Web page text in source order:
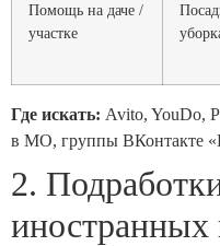
Помощь на даче /
участке
Где искать: Avito, YouDo,
в МО, группы ВКонтакте
2.
иностранных